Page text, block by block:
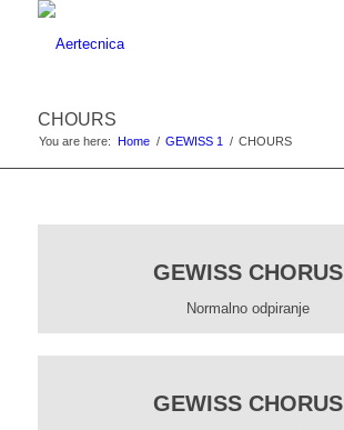
CHOURS
You are here: Home / GEWISS 1 / CHOURS
GEWISS CHORUS
Normalno odpiranje
GEWISS CHORUS